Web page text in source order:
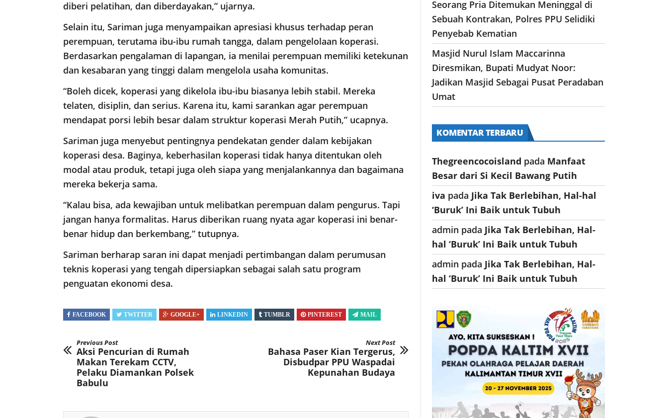
diberi pelatihan, dan diberdayakan,” ujarnya.
Selain itu, Sariman juga menyampaikan apresiasi khusus terhadap peran
perempuan, terutama ibu-ibu rumah tangga, dalam pengelolaan koperasi.
Berdasarkan pengalaman di lapangan, ia menilai perempuan memiliki ketekunan
dan kesabaran yang tinggi dalam mengelola usaha komunitas.
“Boleh dicek, koperasi yang dikelola ibu-ibu biasanya lebih stabil. Mereka
telaten, disiplin, dan serius. Karena itu, kami sarankan agar perempuan
mendapat porsi lebih besar dalam struktur koperasi Merah Putih,” ucapnya.
Sariman juga menyebut pentingnya pendekatan gender dalam kebijakan
koperasi desa. Baginya, keberhasilan koperasi tidak hanya ditentukan oleh
modal atau produk, tetapi juga oleh siapa yang menjalankannya dan bagaimana
mereka bekerja sama.
“Kalau bisa, ada kewajiban untuk melibatkan perempuan dalam pengurus. Tapi
jangan hanya formalitas. Harus diberikan ruang nyata agar koperasi ini benar-
benar hidup dan berkembang,” tutupnya.
Sariman berharap saran ini dapat menjadi pertimbangan dalam perumusan
teknis koperasi yang tengah dipersiapkan sebagai salah satu program
penguatan ekonomi desa.
FACEBOOK TWITTER GOOGLE+ LINKEDIN TUMBLR PINTEREST MAIL
Previous Post
Aksi Pencurian di Rumah
Makan Terekam CCTV,
Pelaku Diamankan Polsek
Babulu
Next Post
Bahasa Paser Kian Tergerus,
Disbudpar PPU Waspadai
Kepunahan Budaya
Seorang Pria Ditemukan Meninggal di
Sebuah Kontrakan, Polres PPU Selidiki
Penyebab Kematian
Masjid Nurul Islam Maccarinna
Diresmikan, Bupati Mudyat Noor:
Jadikan Masjid Sebagai Pusat Peradaban
Umat
KOMENTAR TERBARU
Thegreencocoisland pada Manfaat
Besar dari Si Kecil Bawang Putih
iva pada Jika Tak Berlebihan, Hal-hal
‘Buruk’ Ini Baik untuk Tubuh
admin pada Jika Tak Berlebihan, Hal-
hal ‘Buruk’ Ini Baik untuk Tubuh
admin pada Jika Tak Berlebihan, Hal-
hal ‘Buruk’ Ini Baik untuk Tubuh